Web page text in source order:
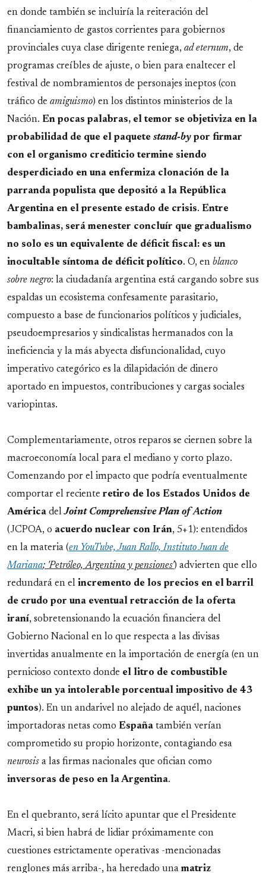
en donde también se incluiría la reiteración del
financiamiento de gastos corrientes para gobiernos
provinciales cuya clase dirigente reniega, ad eternum, de
programas creíbles de ajuste, o bien para enaltecer el
festival de nombramientos de personajes ineptos (con
tráfico de amiguismo) en los distintos ministerios de la
Nación. En pocas palabras, el temor se objetiviza en la
probabilidad de que el paquete stand-by por firmar
con el organismo crediticio termine siendo
desperdiciado en una enfermiza clonación de la
parranda populista que depositó a la República
Argentina en el presente estado de crisis. Entre
bambalinas, será menester concluír que gradualismo
no solo es un equivalente de déficit fiscal: es un
inocultable síntoma de déficit político. O, en blanco
sobre negro: la ciudadanía argentina está cargando sobre sus
espaldas un ecosistema confesamente parasitario,
compuesto a base de funcionarios políticos y judiciales,
pseudoempresarios y sindicalistas hermanados con la
ineficiencia y la más abyecta disfuncionalidad, cuyo
imperativo categórico es la dilapidación de dinero
aportado en impuestos, contribuciones y cargas sociales
variopintas.
Complementariamente, otros reparos se ciernen sobre la
macroeconomía local para el mediano y corto plazo.
Comenzando por el impacto que podría eventualmente
comportar el reciente retiro de los Estados Unidos de
América delJoint Comprehensive Plan of Action
(JCPOA, o acuerdo nuclear con Irán, 5+1): entendidos
en la materia (en YouTube, Juan Rallo, Instituto Juan de
Mariana; 'Petróleo, Argentina y pensiones') advierten que ello
redundará en el incremento de los precios en el barril
de crudo por una eventual retracción de la oferta
iraní, sobretensionando la ecuación financiera del
Gobierno Nacional en lo que respecta a las divisas
invertidas anualmente en la importación de energía (en un
pernicioso contexto donde el litro de combustible
exhibe un ya intolerable porcentual impositivo de 43
puntos). En un andarivel no alejado de aquél, naciones
importadoras netas como España también verían
comprometido su propio horizonte, contagiando esa
neurosis a las firmas nacionales que ofician como
inversoras de peso en la Argentina.
En el quebranto, será lícito apuntar que el Presidente
Macri, si bien habrá de lidiar próximamente con
cuestiones estrictamente operativas -mencionadas
renglones más arriba-, ha heredado una matriz